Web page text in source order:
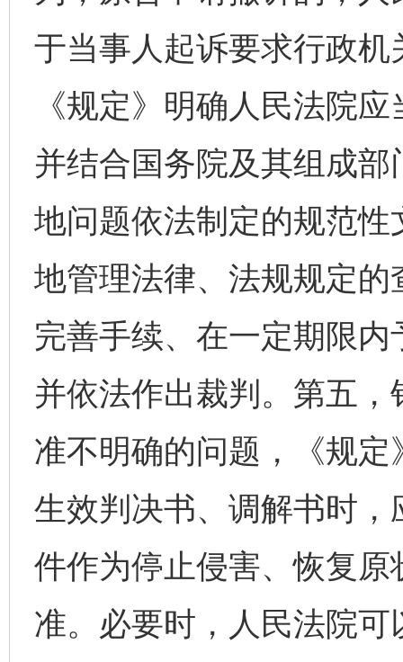
于当事人起诉要求行政
《规定》明确人民法院
并结合国务院及其组成
地问题依法制定的规范
地管理法律、法规规定
完善手续、在一定期限
并依法作出裁判。第五
准不明确的问题，《规
生效判决书、调解书时
件作为停止侵害、恢复
准。必要时，人民法院